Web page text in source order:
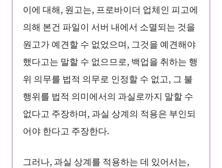
이에 대해, 원고는, 프로바이더 업체인 피고에
의해 본건 파일이 서버 내에서 소멸되는 것을
원고가 예견할 수 없었으며, 그것을 예견해야
했다고는 말할 수 없으므로, 백업을 취하는 행
위 의무를 법적 의무로 인정할 수 없고, 그 불
행위를 법적 의미에서의 과실로까지 말할 수
없다고 주장하며, 과실 상계의 적용은 부인되
어야 한다고 주장한다.
그러나, 과실 상계를 적용하는 데 있어서는,